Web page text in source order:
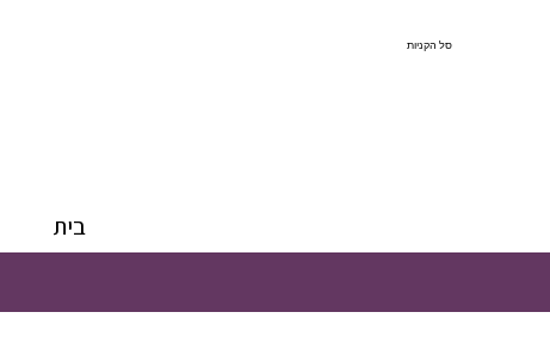
בית
סל הקניות